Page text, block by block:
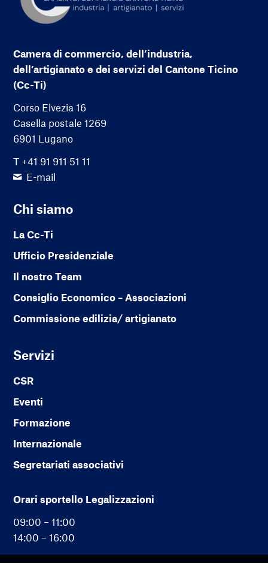
Camera di commercio, dell’industria,
dell’artigianato e dei servizi del Cantone Ticino
(Cc-Ti)
Corso Elvezia 16
Casella postale 1269
6901 Lugano
T +41 91 911 51 11
E-mail
Chi siamo
La Cc-Ti
Ufficio Presidenziale
Il nostro Team
Consiglio Economico – Associazioni
Commissione edilizia/ artigianato
Servizi
CSR
Eventi
Formazione
Internazionale
Segretariati associativi
Orari sportello Legalizzazioni
09:00 – 11:00
14:00 – 16:00